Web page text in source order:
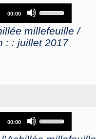
00:00
Use
Up/Down
Arrow
keys
millefeuille /
: : juillet 2017
00:00
Use
Up/Down